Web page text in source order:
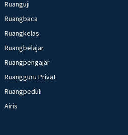
Ruanguji
Ruangbaca
Ruangkelas
Ruangbelajar
Ruangpengajar
Ruangguru Privat
Ruangpeduli
Airis